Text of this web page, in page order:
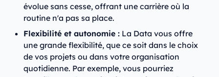
évolue sans cesse, offrant une carrière où la
routine n'a pas sa place.
Flexibilité et autonomie : La Data vous offre
une grande flexibilité, que ce soit dans le choix
de vos projets ou dans votre organisation
quotidienne. Par exemple, vous pourriez